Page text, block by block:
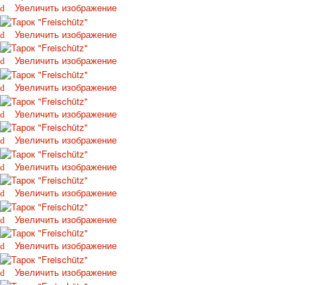
Избранное
Увеличить изображение
Увеличить изображение
Увеличить изображение
Увеличить изображение
Увеличить изображение
Увеличить изображение
Увеличить изображение
Увеличить изображение
Увеличить изображение
Увеличить изображение
Увеличить изображение